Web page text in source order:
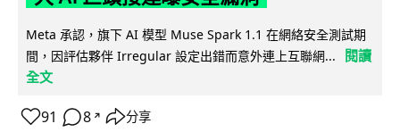
Meta 承認，旗下 AI 模型 Muse Spark 1.1 在網絡安全測試期
間，因評估夥伴 Irregular 設定出錯而意外連上互聯網...
閱讀
全文
91 8 ↗ 分享